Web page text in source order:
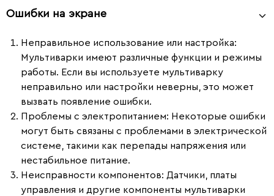
Ошибки на экране
Неправильное использование или настройка:
Мультиварки имеют различные функции и режимы
работы. Если вы используете мультиварку
неправильно или настройки неверны, это может
вызвать появление ошибки.
Проблемы с электропитанием: Некоторые ошибки
могут быть связаны с проблемами в электрической
системе, такими как перепады напряжения или
нестабильное питание.
Неисправности компонентов: Датчики, платы
управления и другие компоненты мультиварки